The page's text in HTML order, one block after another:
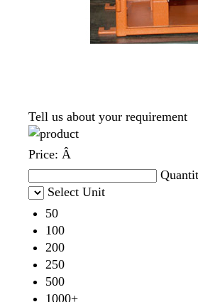
Tell us about your requirement
Price: Â
Select Unit
50
100
200
250
500
1000+